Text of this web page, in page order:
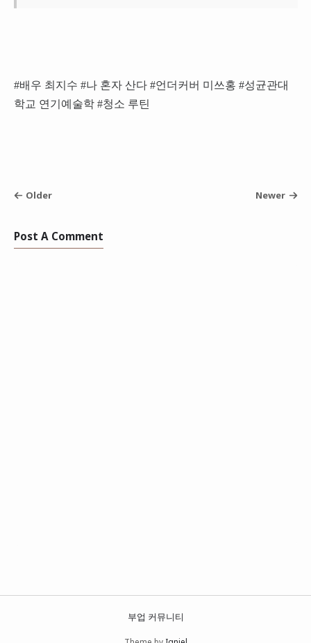
#배우 최지수 #나 혼자 산다 #언더커버 미쓰홍 #성균관대
학교 연기예술학 #청소 루틴
Older Newer
Post A Comment
부업 커뮤니티